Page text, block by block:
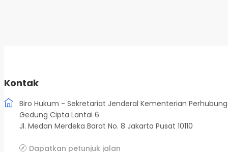
Kontak
Biro Hukum - Sekretariat Jenderal Kementerian
Gedung Cipta Lantai 6
Jl. Medan Merdeka Barat No. 8 Jakarta Pusat 10110
Dapatkan petunjuk jalan